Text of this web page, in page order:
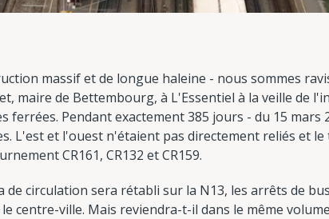
massif et de longue haleine - nous sommes
maire de Bettembourg, à L'Essentiel à la veille de
ferrées. Pendant exactement 385 jours - du 15 mars
L'est et l'ouest n'étaient pas directement reliés et
CR161, CR132 et CR159.
de circulation sera rétabli sur la N13, les arrêts de
centre-ville. Mais reviendra-t-il dans le même